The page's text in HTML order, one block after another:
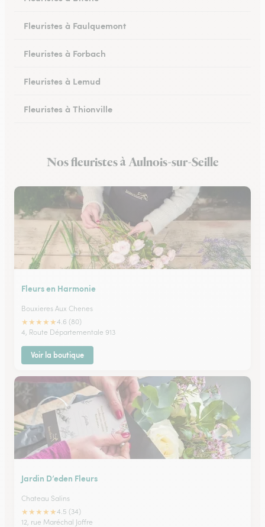
Fleuristes à Faulquemont
Fleuristes à Forbach
Fleuristes à Lemud
Fleuristes à Thionville
Fleuristes à Peltre
Nos fleuristes à Aulnois-sur-Seille
Fleurs en Harmonie
Bouxieres Aux Chenes
★★★★★4.6 (80)
4, Route Départementale 913
Voir la boutique
Jardin D’eden Fleurs
Chateau Salins
★★★★★4.5 (34)
12, rue Maréchal Joffre